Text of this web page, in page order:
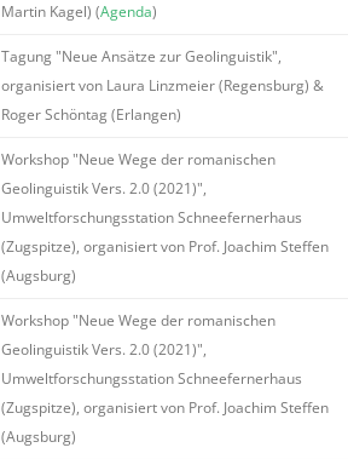
Martin Kagel) (Agenda)
Tagung "Neue Ansätze zur Geolinguistik",
organisiert von Laura Linzmeier (Regensburg) &
Roger Schöntag (Erlangen)
Workshop "Neue Wege der romanischen
Geolinguistik Vers. 2.0 (2021)",
Umweltforschungsstation Schneefernerhaus
(Zugspitze), organisiert von Prof. Joachim Steffen
(Augsburg)
Workshop "Neue Wege der romanischen
Geolinguistik Vers. 2.0 (2021)",
Umweltforschungsstation Schneefernerhaus
(Zugspitze), organisiert von Prof. Joachim Steffen
(Augsburg)